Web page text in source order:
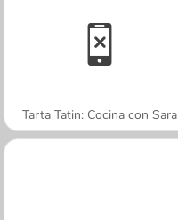
Tarta Tatin: Cocina con Sara